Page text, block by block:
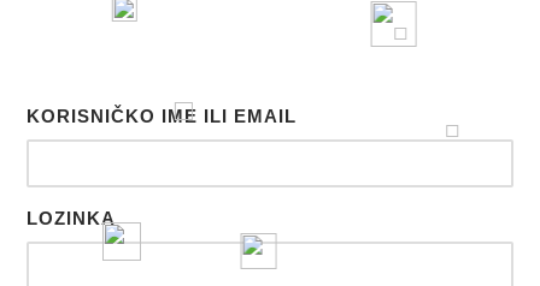
KORISNIČKO IME ILI EMAIL
LOZINKA